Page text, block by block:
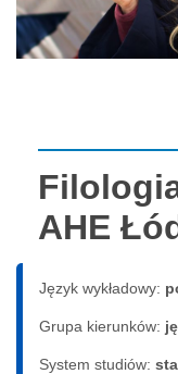
AHE
Język wykładowy:
Grupa kierunków:
System studiów: